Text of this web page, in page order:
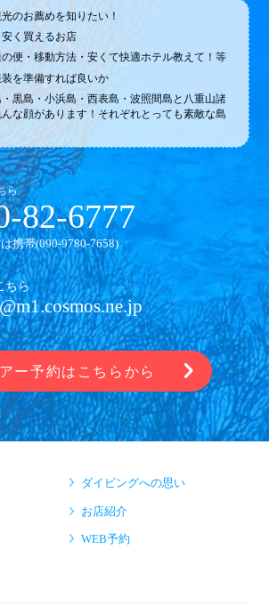
のお薦めを知りたい！
く買えるお店
便・移動方法・安くて快適ホテル教えて！等
を準備すれば良いか
黒島・小浜島・西表島・波照間島と八重山諸
な顔があります！それぞれとっても素敵な島
ら
82-6777
携帯(090-9780-7658)
ちら
ー予約はこちらから
ダイビングへの思い
お店紹介
WEB予約